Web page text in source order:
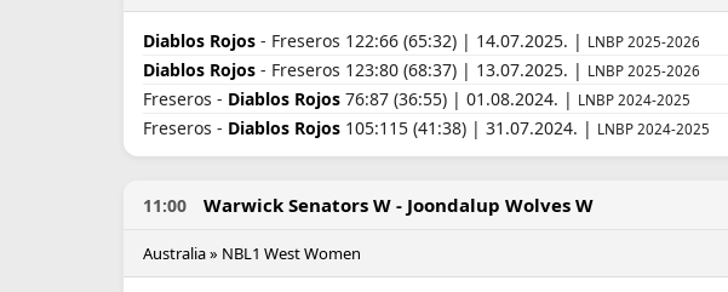
Diablos Rojos - Freseros 122:66 (65:32) | 14.07.2025. | LNBP 2025-2026
Diablos Rojos - Freseros 123:80 (68:37) | 13.07.2025. | LNBP 2025-2026
Freseros - Diablos Rojos 76:87 (36:55) | 01.08.2024. | LNBP 2024-2025
Freseros - Diablos Rojos 105:115 (41:38) | 31.07.2024. | LNBP 2024-2025
11:00 Warwick Senators W - Joondalup Wolves W
Australia » NBL1 West Women